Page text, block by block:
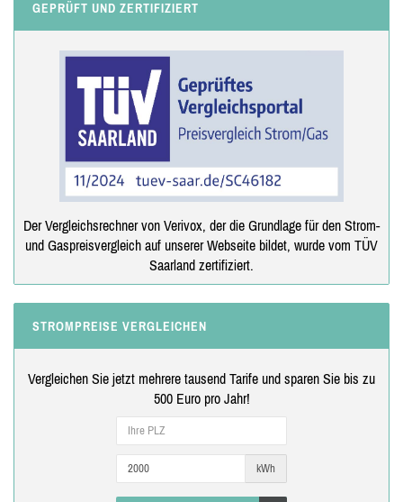
GEPRÜFT UND ZERTIFIZIERT
Der Vergleichsrechner von Verivox, der die Grundlage für den Strom-
und Gaspreisvergleich auf unserer Webseite bildet, wurde vom TÜV
Saarland zertifiziert.
STROMPREISE VERGLEICHEN
Vergleichen Sie jetzt mehrere tausend Tarife und sparen Sie bis zu
500 Euro pro Jahr!
kWh